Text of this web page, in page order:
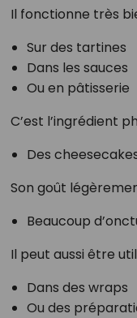
Il fonctionne très
Sur des tartines
Dans les sauces
Ou en pâtisserie
C’est l’ingrédient
Des
Son goût
Beaucoup
Il peut aussi être
Dans des wraps
Ou des